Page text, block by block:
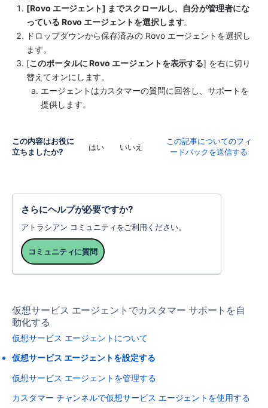
[Rovo エージェント] までスクロールし、自分が管理者にな
っている Rovo エージェントを選択します。
ドロップダウンから保存済みの Rovo エージェントを選択し
ます。
[このポータルに Rovo エージェントを表示する] を右に切り
替えてオンにします。
エージェントはカスタマーの質問に回答し、サポートを
提供します。
この内容はお役に
立ちましたか?
はい いいえ
この記事についてのフィ
ードバックを送信する
さらにヘルプが必要ですか?
アトラシアン コミュニティをご利用ください。
コミュニティに質問
仮想サービス エージェントでカスタマー サポートを自
動化する
仮想サービス エージェントについて
仮想サービス エージェントを設定する
仮想サービス エージェントを管理する
カスタマー チャンネルで仮想サービス エージェントを使用する